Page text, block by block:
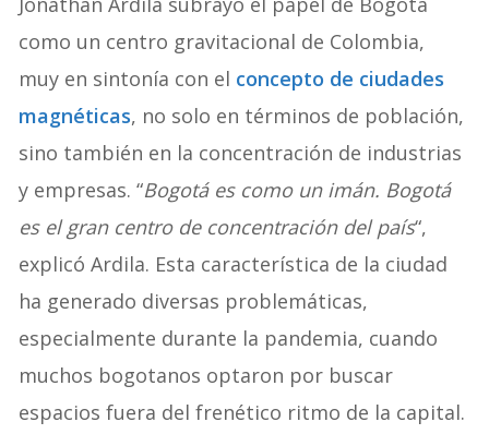
como un centro gravitacional de Colombia,
muy en sintonía con el concepto de ciudades
magnéticas, no solo en términos de población,
sino también en la concentración de industrias
y empresas. “Bogotá es como un imán. Bogotá
es el gran centro de concentración del país“,
explicó Ardila. Esta característica de la ciudad
ha generado diversas problemáticas,
especialmente durante la pandemia, cuando
muchos bogotanos optaron por buscar
espacios fuera del frenético ritmo de la capital.